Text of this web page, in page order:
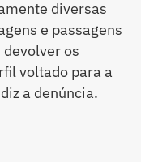
diversas
e passagens
os
voltado para a
a denúncia.